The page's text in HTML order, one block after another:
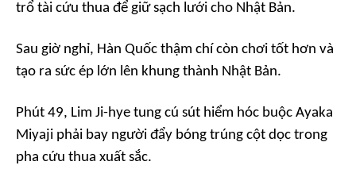
trổ tài cứu thua để giữ sạch lưới cho Nhật Bản.
Sau giờ nghỉ, Hàn Quốc thậm chí còn chơi tốt hơn và
tạo ra sức ép lớn lên khung thành Nhật Bản.
Phút 49, Lim Ji-hye tung cú sút hiểm hóc buộc Ayaka
Miyaji phải bay người đẩy bóng trúng cột dọc trong
pha cứu thua xuất sắc.